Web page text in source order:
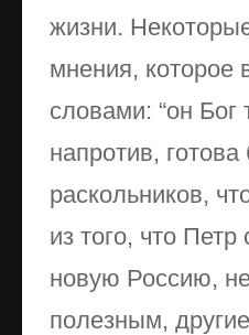
жизни.
мнения, которое
словами: “он
напротив,
раскольников,
из того, что
новую Россию,
полезным,